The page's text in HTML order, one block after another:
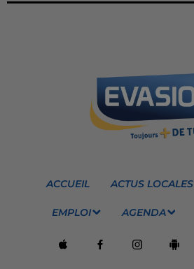
ACCUEIL ACTUS LOCALES
EMPLOI AGENDA